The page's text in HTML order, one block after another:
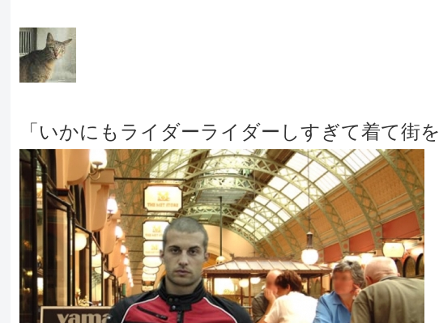
「いかにもライダーライダーしすぎて着て街